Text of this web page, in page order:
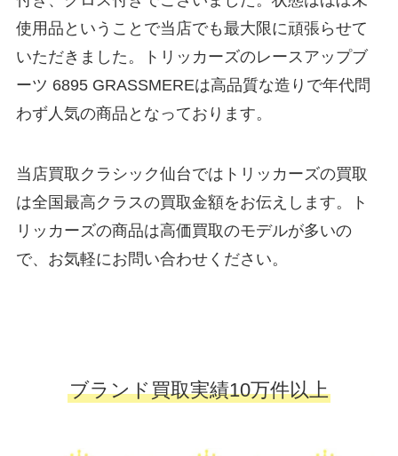
使用品ということで当店でも最大限に頑張らせて
いただきました。トリッカーズのレースアップブ
ーツ 6895 GRASSMEREは高品質な造りで年代問
わず人気の商品となっております。
当店買取クラシック仙台ではトリッカーズの買取
は全国最高クラスの買取金額をお伝えします。ト
リッカーズの商品は高価買取のモデルが多いの
で、お気軽にお問い合わせください。
ブランド買取実績10万件以上